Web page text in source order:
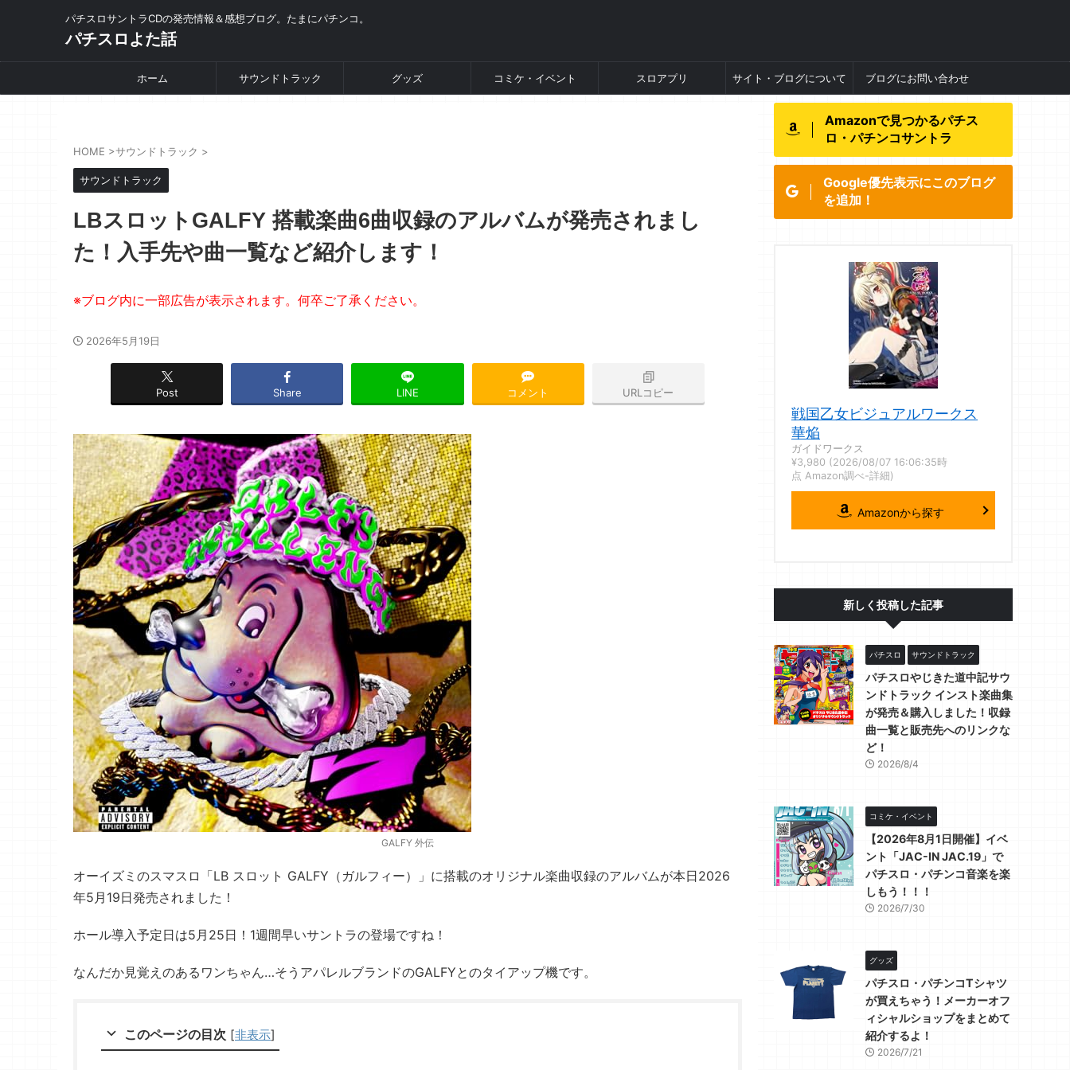
パチスロサントラCDの発売情報＆感想ブログ。たまにパチンコ。
パチスロよた話
ホーム サウンドトラック グッズ コミケ・イベント スロアプリ サイト・ブログについて ブログにお問い合わせ
HOME >サウンドトラック >
サウンドトラック
LBスロットGALFY 搭載楽曲6曲収録のアルバムが発売されまし
た！入手先や曲一覧など紹介します！
2026年5月19日
Post Share LINE コメント URLコピー
GALFY 外伝
オーイズミのスマスロ「LB スロット GALFY（ガルフィー）」に搭載のオリジナル楽曲収録のアルバムが本日2026
年5月19日発売されました！
ホール導入予定日は5月25日！1週間早いサントラの登場ですね！
なんだか見覚えのあるワンちゃん…そうアパレルブランドのGALFYとのタイアップ機です。
このページの目次 [非表示]
Amazonで見つかるパチス
ロ・パチンコサントラ
Google優先表示にこのブログ
を追加！
戦国乙女ビジュアルワークス
華焔
ガイドワークス
¥3,980 (2026/08/07 16:06:35時
点 Amazon調べ-詳細)
Amazonから探す
新しく投稿した記事
パチスロ サウンドトラック
パチスロやじきた道中記サウ
ンドトラック インスト楽曲集
が発売＆購入しました！収録
曲一覧と販売先へのリンクな
ど！
2026/8/4
コミケ・イベント
【2026年8月1日開催】イベ
ント「JAC-IN JAC.19」で
パチスロ・パチンコ音楽を楽
しもう！！！
2026/7/30
グッズ
パチスロ・パチンコTシャツ
が買えちゃう！メーカーオフ
ィシャルショップをまとめて
紹介するよ！
2026/7/21